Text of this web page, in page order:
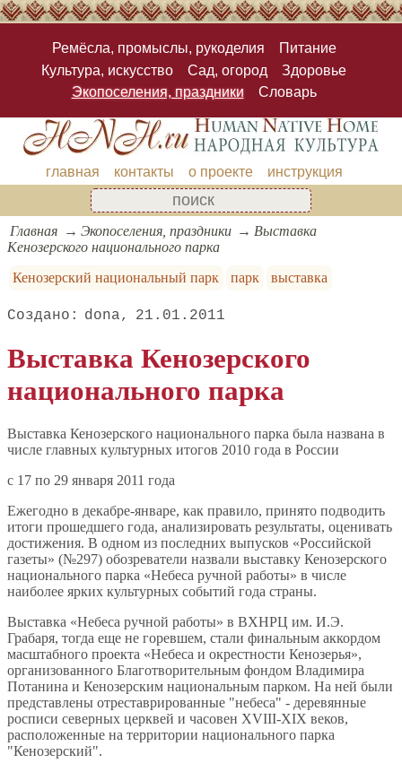
Ремёсла, промыслы, рукоделия
Питание
Культура, искусство
Сад, огород
Здоровье
Экопоселения, праздники
Словарь
главная контакты о проекте инструкция
Главная Экопоселения, праздники
Выставка
Кенозерского национального парка
Кенозерский национальный парк
парк выставка
dona 21.01.2011
Выставка Кенозерского
национального парка
Выставка Кенозерского национального парка была названа в
числе главных культурных итогов 2010 года в России
c 17 по 29 января 2011 года
Ежегодно в декабре-январе, как правило, принято подводить
итоги прошедшего года, анализировать результаты, оценивать
достижения. В одном из последних выпусков «Российской
газеты» (№297) обозреватели назвали выставку Кенозерского
национального парка «Небеса ручной работы» в числе
наиболее ярких культурных событий года страны.
Выставка «Небеса ручной работы» в ВХНРЦ им. И.Э.
Грабаря, тогда еще не горевшем, стали финальным аккордом
масштабного проекта «Небеса и окрестности Кенозерья»,
организованного Благотворительным фондом Владимира
Потанина и Кенозерским национальным парком. На ней были
представлены отреставрированные "небеса" - деревянные
росписи северных церквей и часовен XVIII-XIX веков,
расположенные на территории национального парка
"Кенозерский".